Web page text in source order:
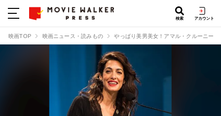
検索 アカウント
映画TOP 映画ニュース・読みもの やっぱり美男美女！アマル・クルーニー